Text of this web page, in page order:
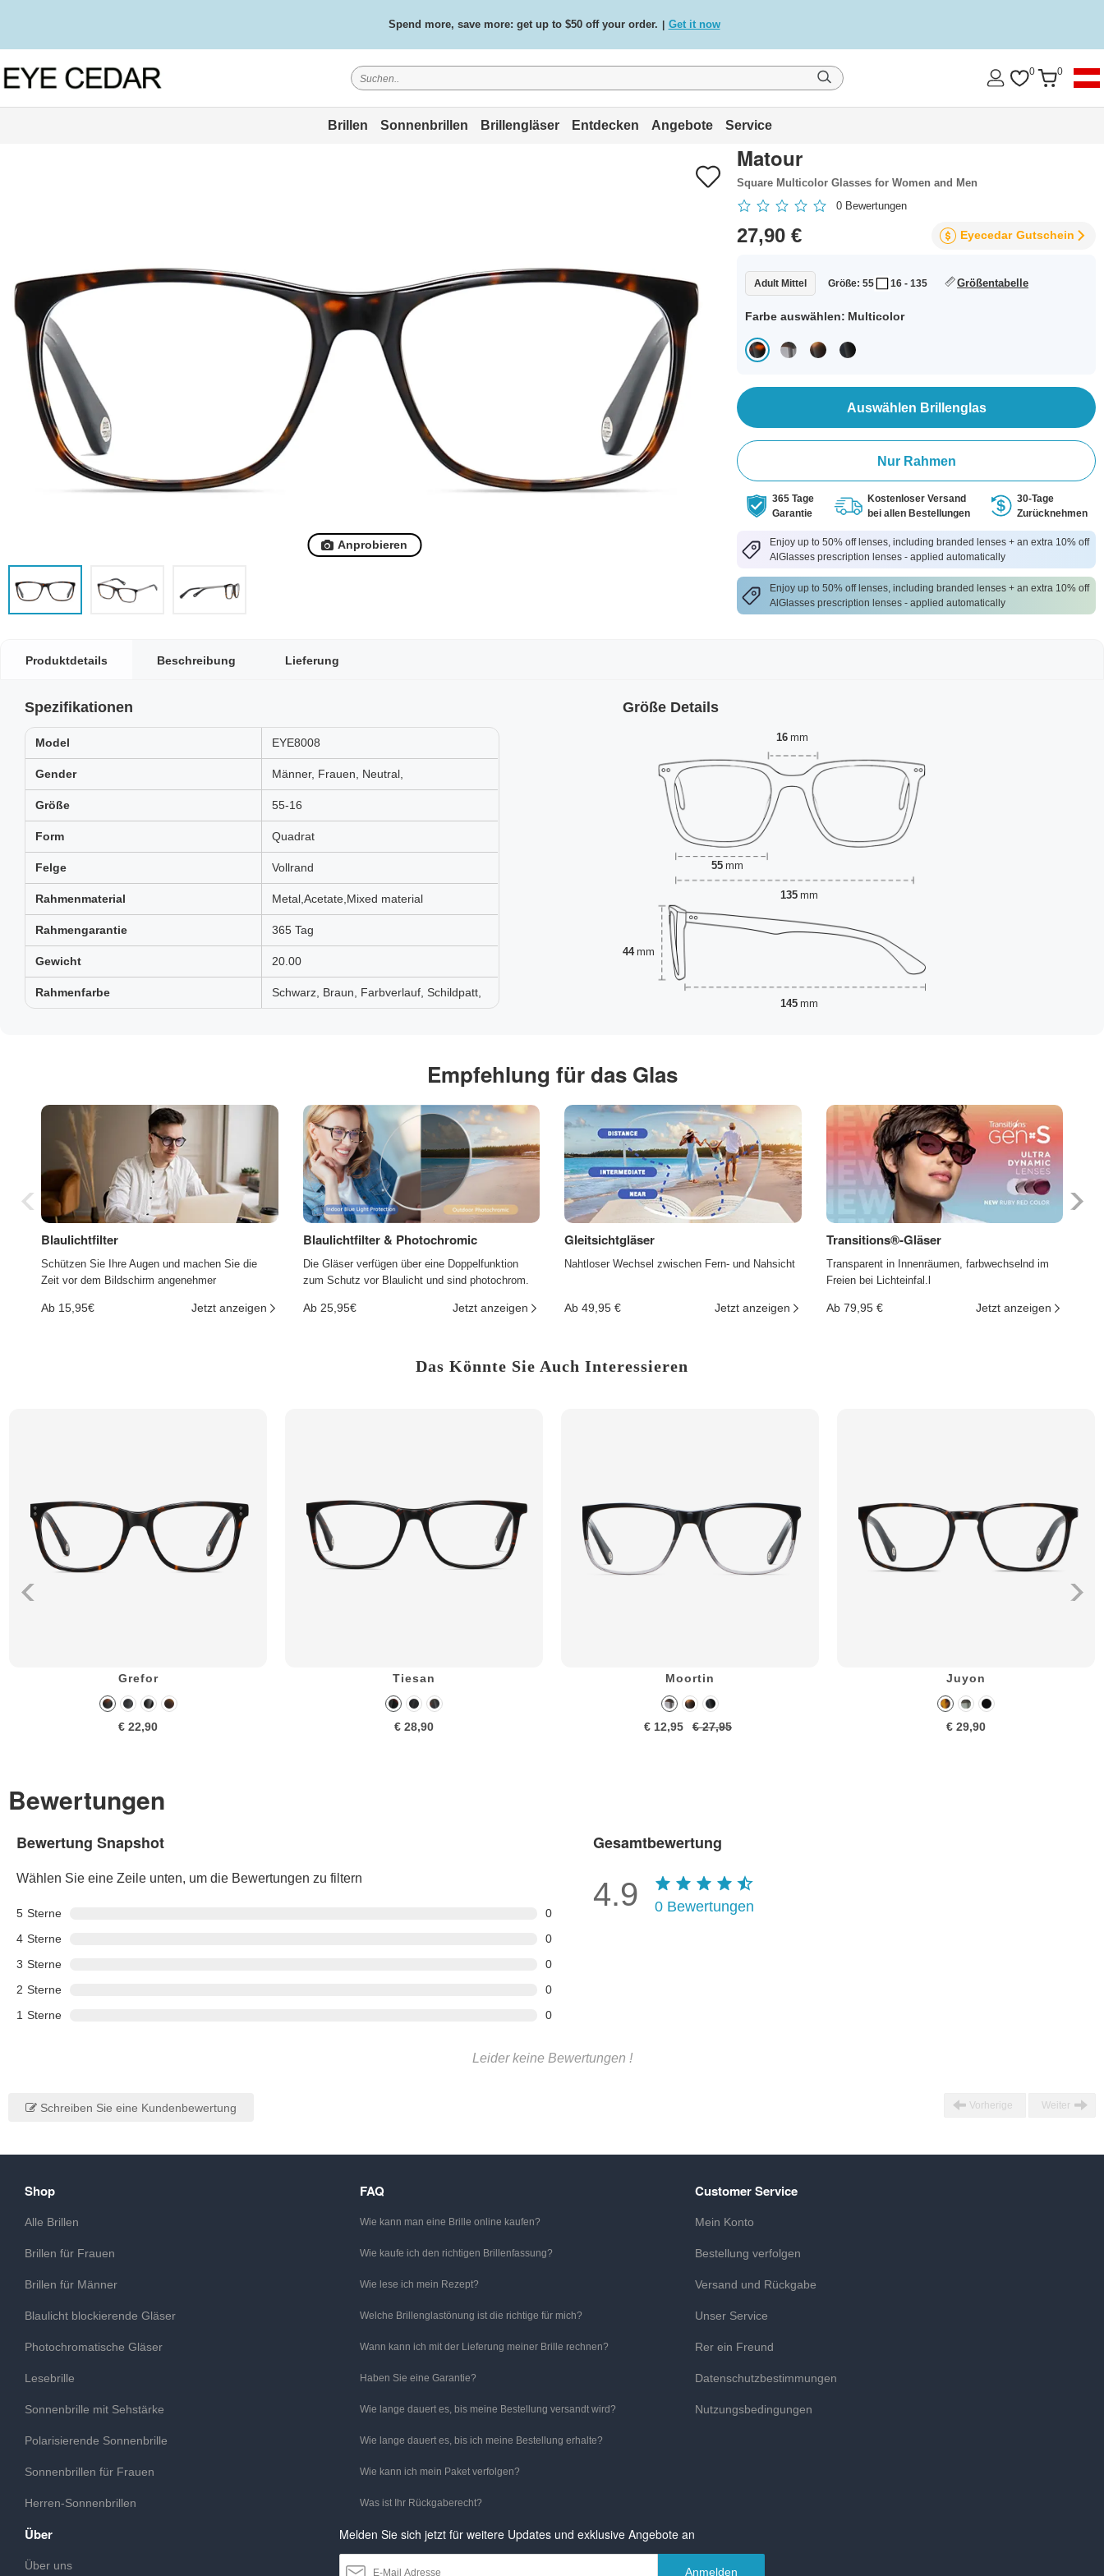
Spend more, save more: get up to $50 off your order. Get it now
Free standard delivery on all orders / Shop now. 0 0
Brillen Sonnenbrillen Brillengläser Entdecken Angebote Service
Anprobieren
Matour
Square Multicolor Glasses for Women and Men
0 Bewertungen
27,90 € Eyecedar Gutschein
Adult Mittel Größe: 55 16 - 135 Größentabelle
Farbe auswählen: Multicolor
Auswählen Brillenglas
Nur Rahmen
365 Tage
Garantie
Kostenloser Versand
bei allen Bestellungen
30-Tage
Zurücknehmen
Enjoy up to 50% off lenses, including branded lenses + an extra 10% off
AlGlasses prescription lenses - applied automatically
Enjoy up to 50% off lenses, including branded lenses + an extra 10% off
AlGlasses prescription lenses - applied automatically
Produktdetails Beschreibung Lieferung
Spezifikationen
Model EYE8008
Gender Männer, Frauen, Neutral,
Größe 55-16
Form Quadrat
Felge Vollrand
Rahmenmaterial Metal,Acetate,Mixed material
Rahmengarantie 365 Tag
Gewicht 20.00
Rahmenfarbe Schwarz, Braun, Farbverlauf, Schildpatt,
Größe Details
16 mm
55 mm
44 mm
135 mm
145 mm
Empfehlung für das Glas
Blaulichtfilter
Schützen Sie Ihre Augen und machen Sie die
Zeit vor dem Bildschirm angenehmer
Ab 15,95€ Jetzt anzeigen
Blaulichtfilter & Photochromic
Die Gläser verfügen über eine Doppelfunktion
zum Schutz vor Blaulicht und sind photochrom.
Ab 25,95€ Jetzt anzeigen
Gleitsichtgläser
Nahtloser Wechsel zwischen Fern- und Nahsicht
Ab 49,95 € Jetzt anzeigen
Transitions®-Gläser
Transparent in Innenräumen, farbwechselnd im
Freien bei Lichteinfal.l
Ab 79,95 € Jetzt anzeigen
Das Könnte Sie Auch Interessieren
Grefor
€ 22,90
Tiesan
€ 28,90
Moortin
€ 12,95 € 27,95
Juyon
€ 29,90
Bewertungen
Bewertung Snapshot
Wählen Sie eine Zeile unten, um die Bewertungen zu filtern
5 Sterne
0
4 Sterne
0
3 Sterne
0
2 Sterne
0
1 Sterne 0
Gesamtbewertung
4.9 0 Bewertungen
Leider keine Bewertungen !
Schreiben Sie eine Kundenbewertung Vorherige Weiter
Shop
Alle Brillen
Brillen für Frauen
Brillen für Männer
Blaulicht blockierende Gläser
Photochromatische Gläser
Lesebrille
Sonnenbrille mit Sehstärke
Polarisierende Sonnenbrille
Sonnenbrillen für Frauen
Herren-Sonnenbrillen
FAQ
Wie kann man eine Brille online kaufen?
Wie kaufe ich den richtigen Brillenfassung?
Wie lese ich mein Rezept?
Welche Brillenglastönung ist die richtige für mich?
Wann kann ich mit der Lieferung meiner Brille rechnen?
Haben Sie eine Garantie?
Wie lange dauert es, bis meine Bestellung versandt wird?
Wie lange dauert es, bis ich meine Bestellung erhalte?
Wie kann ich mein Paket verfolgen?
Was ist Ihr Rückgaberecht?
Customer Service
Mein Konto
Bestellung verfolgen
Versand und Rückgabe
Unser Service
Rer ein Freund
Datenschutzbestimmungen
Nutzungsbedingungen
Über
Über uns
Melden Sie sich jetzt für weitere Updates und exklusive Angebote an
Anmelden